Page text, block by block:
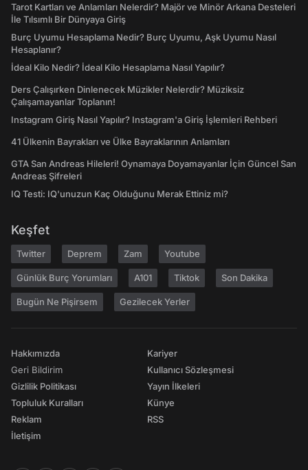
Tarot Kartları ve Anlamları Nelerdir? Majör ve Minör Arkana Desteleri
İle Tılsımlı Bir Dünyaya Giriş
Burç Uyumu Hesaplama Nedir? Burç Uyumu, Aşk Uyumu Nasıl
Hesaplanır?
İdeal Kilo Nedir? İdeal Kilo Hesaplama Nasıl Yapılır?
Ders Çalışırken Dinlenecek Müzikler Nelerdir? Müziksiz
Çalışamayanlar Toplanın!
Instagram Giriş Nasıl Yapılır? Instagram'a Giriş İşlemleri Rehberi
41 Ülkenin Bayrakları ve Ülke Bayraklarının Anlamları
GTA San Andreas Hileleri! Oynamaya Doyamayanlar İçin Güncel San
Andreas Şifreleri
IQ Testi: IQ'unuzun Kaç Olduğunu Merak Ettiniz mi?
Keşfet
Twitter Deprem Zam Youtube
Günlük Burç Yorumları A101 Tiktok Son Dakika
Bugün Ne Pişirsem Gezilecek Yerler
Hakkımızda
Geri Bildirim
Gizlilik Politikası
Topluluk Kuralları
Reklam
İletişim
Kariyer
Kullanıcı Sözleşmesi
Yayın İlkeleri
Künye
RSS